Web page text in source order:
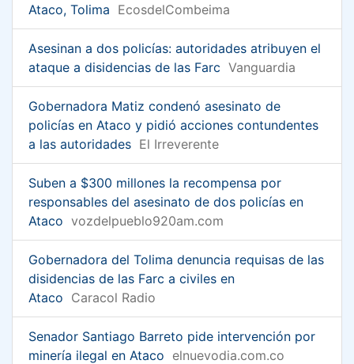
Ataco, Tolima EcosdelCombeima
Asesinan a dos policías: autoridades atribuyen el
ataque a disidencias de las Farc Vanguardia
Gobernadora Matiz condenó asesinato de
policías en Ataco y pidió acciones contundentes
a las autoridades El Irreverente
Suben a $300 millones la recompensa por
responsables del asesinato de dos policías en
Ataco vozdelpueblo920am.com
Gobernadora del Tolima denuncia requisas de las
disidencias de las Farc a civiles en
Ataco Caracol Radio
Senador Santiago Barreto pide intervención por
minería ilegal en Ataco elnuevodia.com.co